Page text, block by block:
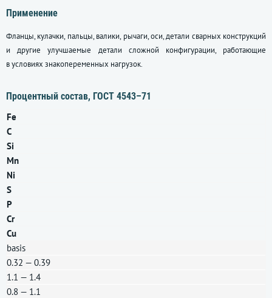
Применение
Фланцы, кулачки, пальцы, валики, рычаги, оси, детали сварных конструкций
и другие улучшаемые детали сложной конфигурации, работающие
в условиях знакопеременных нагрузок.
Процентный состав, ГОСТ 4543–71
Fe
C
Si
Mn
Ni
S
P
Cr
Cu
basis
0.32 — 0.39
1.1 — 1.4
0.8 — 1.1